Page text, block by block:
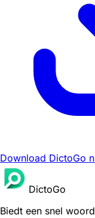
Download DictoGo
DictoGo
Biedt een snel